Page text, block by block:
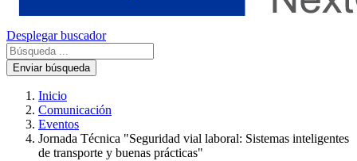
Desplegar buscador
Enviar búsqueda
Inicio
Comunicación
Eventos
Jornada Técnica "Seguridad vial laboral: Sistemas inteligentes
de transporte y buenas prácticas"